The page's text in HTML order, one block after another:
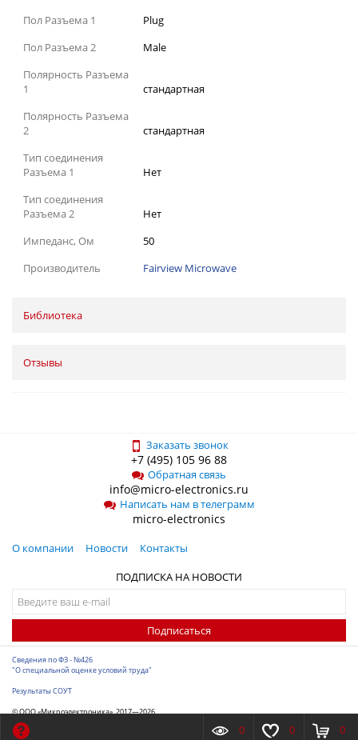
Пол Разъема 1
Plug
Пол Разъема 2
Male
Полярность Разъема
1
стандартная
Полярность Разъема
2
стандартная
Тип соединения
Разъема 1
Нет
Тип соединения
Разъема 2
Нет
Импеданс, Ом
50
Производитель
Fairview Microwave
Библиотека
Отзывы
Заказать звонок
+7 (495) 105 96 88
Обратная связь
info@micro-electronics.ru
Написать нам в телеграмм
micro-electronics
О компании Новости
Контакты
ПОДПИСКА НА НОВОСТИ
Подписаться
Сведения по ФЗ - №426
"О специальной оценке условий труда"
Результаты СОУТ
© ООО «Микроэлектроника», 2017—2026
Разработка сайта
0 0 0